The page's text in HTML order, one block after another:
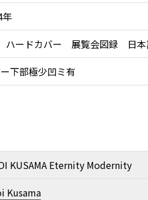
年
ードカバー 展覧会図録 日本
下部極少凹ミ有
KUSAMA Eternity Modernity
Kusama